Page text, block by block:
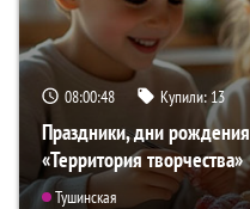
08:00:47 Купили: 13
Праздники, дни
«Территория творчества»
Тушинская